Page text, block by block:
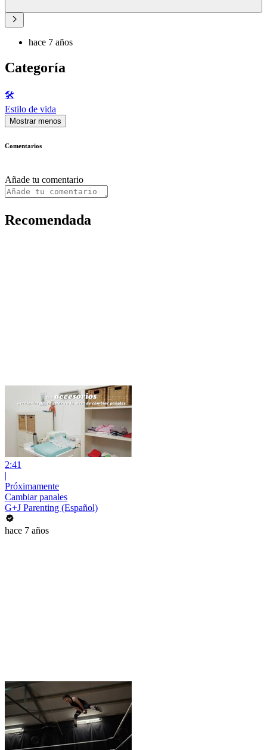
hace 7 años
Categoría
🛠️
Estilo de vida
Mostrar menos
Comentarios
Añade tu comentario
Recomendada
2:41
|
Próximamente
Cambiar panales
G+J Parenting (Español)
hace 7 años